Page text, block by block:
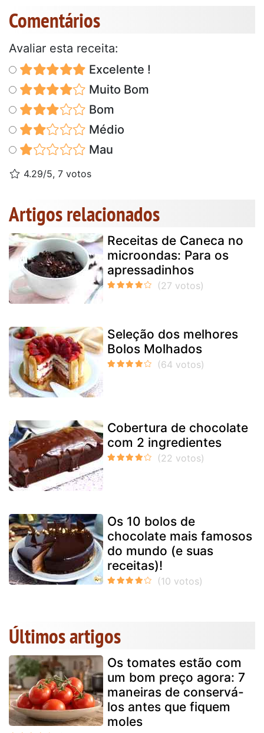
Comentários
Avaliar esta receita:
Excelente !
Muito Bom
Bom
Médio
Mau
4.29/5, 7 votos
Artigos relacionados
Receitas de Caneca no
microondas: Para os
apressadinhos
Seleção dos melhores
Bolos Molhados
Cobertura de chocolate
com 2 ingredientes
Os 10 bolos de
chocolate mais famosos
do mundo (e suas
receitas)!
Últimos artigos
Os tomates estão com
um bom preço agora: 7
maneiras de conservá-
los antes que fiquem
moles